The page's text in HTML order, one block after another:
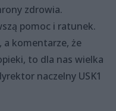
zdrowia.
pomoc i ratunek.
komentarze, że
to dla nas wielka
naczelny USK1